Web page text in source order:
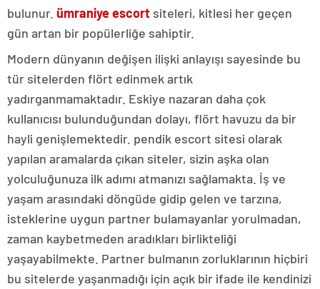
bulunur. ümraniye escort siteleri, kitlesi her geçen
gün artan bir popülerliğe sahiptir.
Modern dünyanın değişen ilişki anlayışı sayesinde bu
tür sitelerden flört edinmek artık
yadırganmamaktadır. Eskiye nazaran daha çok
kullanıcısı bulunduğundan dolayı, flört havuzu da bir
hayli genişlemektedir. pendik escort sitesi olarak
yapılan aramalarda çıkan siteler, sizin aşka olan
yolculuğunuza ilk adımı atmanızı sağlamakta. İş ve
yaşam arasındaki döngüde gidip gelen ve tarzına,
isteklerine uygun partner bulamayanlar yorulmadan,
zaman kaybetmeden aradıkları birlikteliği
yaşayabilmekte. Partner bulmanın zorluklarının hiçbiri
bu sitelerde yaşanmadığı için açık bir ifade ile kendinizi